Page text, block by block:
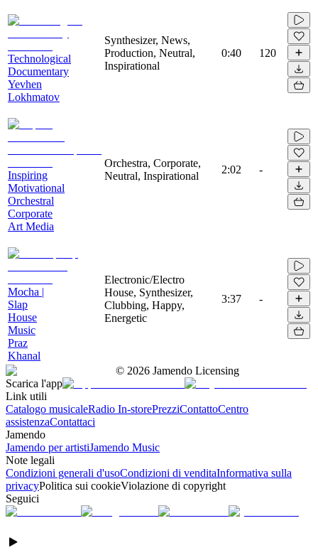
Technological
Documentary
Yevhen
Lokhmatov
Synthesizer, News,
Production, Neutral,
Inspirational
0:40 120
Inspiring
Motivational
Orchestral
Corporate
Art Media
Orchestra, Corporate,
Neutral, Inspirational
2:02 -
Mocha |
Slap
House
Music
Praz
Khanal
Electronic/Electro
House, Synthesizer,
Clubbing, Happy,
Energetic
3:37 -
© 2026 Jamendo Licensing
Scarica l'app
Link utili
Catalogo musicaleRadio In-storePrezziContattoCentro
assistenzaContattaci
Jamendo
Jamendo per artistiJamendo Music
Note legali
Condizioni generali d'usoCondizioni di venditaInformativa sulla
privacyPolitica sui cookieViolazione di copyright
Seguici